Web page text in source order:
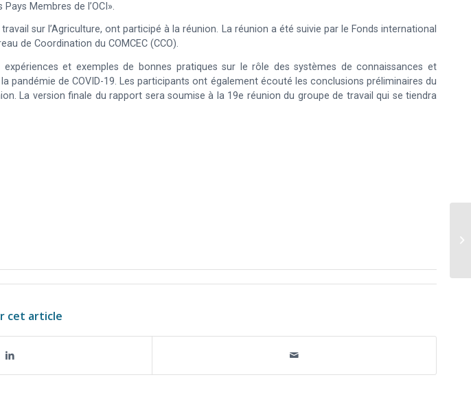
Membres de l’OCI».
sur l’Agriculture, ont participé à la réunion. La réunion a été suivie par le Fonds international
de Coordination du COMCEC (CCO).
et exemples de bonnes pratiques sur le rôle des systèmes de connaissances et
de COVID-19. Les participants ont également écouté les conclusions préliminaires du
La version finale du rapport sera soumise à la 19e réunion du groupe de travail qui se tiendra
cet article